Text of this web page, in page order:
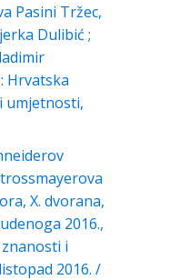
Pasini Tržec,
Dulibić ;
Hrvatska
umjetnosti,
X. dvorana,
2016.,
i
2016. /